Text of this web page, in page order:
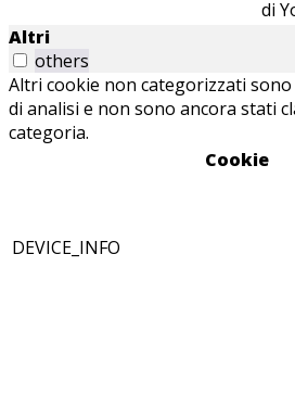
di
Altri
others
Altri cookie non categorizzati
di analisi e non sono ancora stati
categoria.
Cookie
DEVICE_INFO